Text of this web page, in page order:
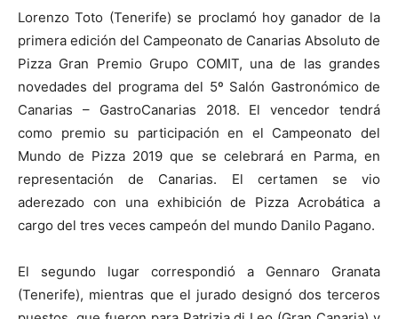
Lorenzo Toto (Tenerife) se proclamó hoy ganador de la
primera edición del Campeonato de Canarias Absoluto de
Pizza Gran Premio Grupo COMIT, una de las grandes
novedades del programa del 5º Salón Gastronómico de
Canarias – GastroCanarias 2018. El vencedor tendrá
como premio su participación en el Campeonato del
Mundo de Pizza 2019 que se celebrará en Parma, en
representación de Canarias. El certamen se vio
aderezado con una exhibición de Pizza Acrobática a
cargo del tres veces campeón del mundo Danilo Pagano.
El segundo lugar correspondió a Gennaro Granata
(Tenerife), mientras que el jurado designó dos terceros